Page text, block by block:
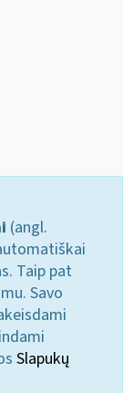
(angl.
Taip pat
Savo
Slapukų